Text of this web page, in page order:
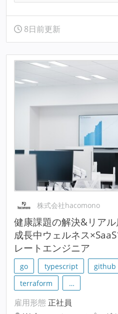
8日前更新
株式会社hacomono
健康課題の解決&リア
成長中ウェルネス
レートエンジニア
go typescript github
terraform
…
雇用形態 正社員